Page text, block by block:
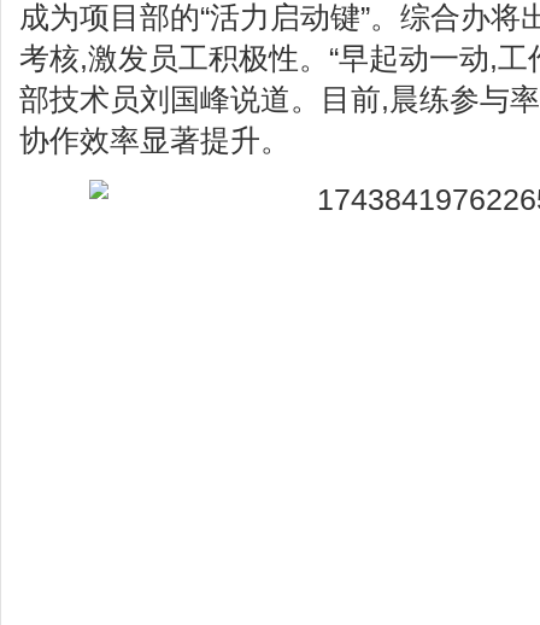
成为项目部的“活力启动键”。综合办将
考核,激发员工积极性。“早起动一动,工
部技术员刘国峰说道。目前,晨练参与
协作效率显著提升。